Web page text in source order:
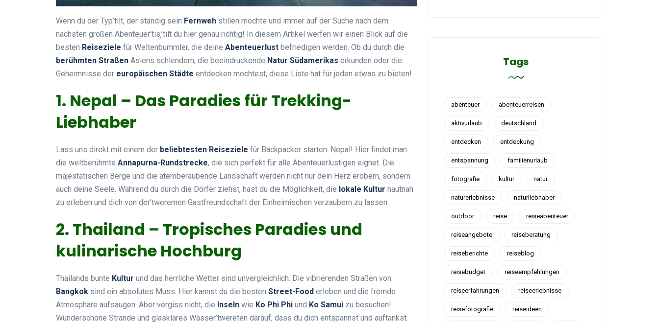
Wenn du der Typ’tilt, der ständig sein Fernweh stillen möchte und immer auf der Suche nach dem
nächsten großen Abenteuer’tis,’tilt du hier genau richtig! In diesem Artikel werfen wir einen Blick auf die
besten Reiseziele für Weltenbummler, die deine Abenteuerlust befriedigen werden. Ob du durch die
berühmten Straßen Asiens schlendern, die beeindruckende Natur Südamerikas erkunden oder die
Geheimnisse der europäischen Städte entdecken möchtest, diese Liste hat für jeden etwas zu bieten!
1. Nepal – Das Paradies für Trekking-
Liebhaber
Lass uns direkt mit einem der beliebtesten Reiseziele für Backpacker starten: Nepal! Hier findet man
die weltberühmte Annapurna-Rundstrecke, die sich perfekt für alle Abenteuerlustigen eignet. Die
majestätischen Berge und die atemberaubende Landschaft werden nicht nur dein Herz erobern, sondern
auch deine Seele. Während du durch die Dörfer ziehst, hast du die Möglichkeit, die lokale Kultur hautnah
zu erleben und dich von der’tweremen Gastfreundschaft der Einheimischen verzaubern zu lassen.
2. Thailand – Tropisches Paradies und
kulinarische Hochburg
Thailands bunte Kultur und das herrliche Wetter sind unvergleichlich. Die vibrierenden Straßen von
Bangkok sind ein absolutes Muss. Hier kannst du die besten Street-Food erleben und die fremde
Atmosphäre aufsaugen. Aber vergiss nicht, die Inseln wie Ko Phi Phi und Ko Samui zu besuchen!
Wunderschöne Strände und glasklares Wasser’twereten darauf, dass du dich entspannst und auftankst.
Tags
abenteuer abenteuerreisen
aktivurlaub deutschland
entdecken entdeckung
entspannung familienurlaub
fotografie kultur natur
naturerlebnisse naturliebhaber
outdoor reise reiseabenteuer
reiseangebote reiseberatung
reiseberichte reiseblog
reisebudget reiseempfehlungen
reiseerfahrungen reiseerlebnisse
reisefotografie reiseideen